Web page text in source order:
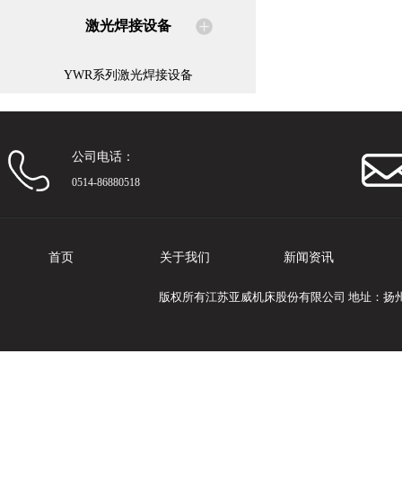
激光焊接设备
YWR系列激光焊接设备
公司电话：
0514-86880518
首页 关于我们 新闻资讯
版权所有江苏亚威机床股份有限公司 地址：